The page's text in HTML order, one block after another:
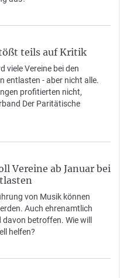
teils auf Kritik
viele Vereine bei den
entlasten - aber nicht alle.
profitierten nicht,
Der Paritätische
Vereine ab Januar bei
von Musik können
Auch ehrenamtlich
davon betroffen. Wie will
helfen?